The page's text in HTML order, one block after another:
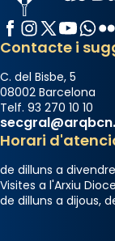
Facebook
Instagram
X / Twitter
YouTube
Contacte i
C. del Bisbe, 5
08002 Barcelona
Telf. 93 270 10 10
Horari
de dilluns a
Visites a l'Arxiu
de dilluns a dijous,